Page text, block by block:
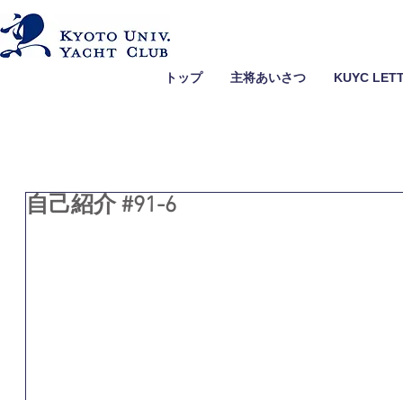
トップ 主将あいさつ KUYC
自己紹介 #91-6